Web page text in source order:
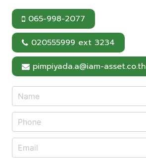
065-998-2077
020555999 ext 3234
pimpiyada.a@iam-asset.co.th